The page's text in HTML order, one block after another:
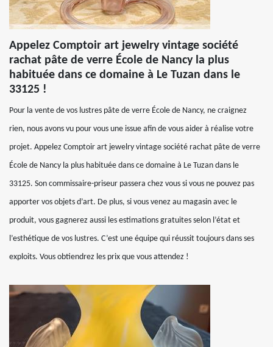
Appelez Comptoir art jewelry vintage société
rachat pâte de verre École de Nancy la plus
habituée dans ce domaine à Le Tuzan dans le
33125 !
Pour la vente de vos lustres pâte de verre École de Nancy, ne craignez
rien, nous avons vu pour vous une issue afin de vous aider à réalise votre
projet. Appelez Comptoir art jewelry vintage société rachat pâte de verre
École de Nancy la plus habituée dans ce domaine à Le Tuzan dans le
33125. Son commissaire-priseur passera chez vous si vous ne pouvez pas
apporter vos objets d’art. De plus, si vous venez au magasin avec le
produit, vous gagnerez aussi les estimations gratuites selon l’état et
l’esthétique de vos lustres. C’est une équipe qui réussit toujours dans ses
exploits. Vous obtiendrez les prix que vous attendez !